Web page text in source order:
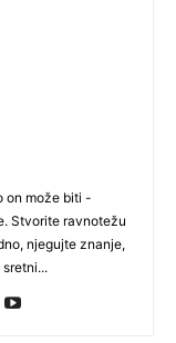
on može biti -
Stvorite ravnotežu
njegujte znanje,